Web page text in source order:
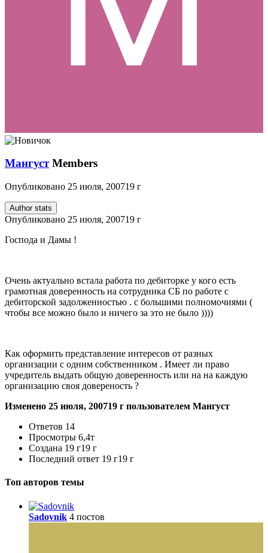
Мангуст Members
Опубликовано 25 июля, 200719 г
Author stats
Опубликовано 25 июля, 200719 г
Господа и Дамы !
Очень актуально встала работа по дебиторке у кого есть
грамотная доверенность на сотрудника СБ по работе с
дебиторской задолженностью . с большими полномочиями (
чтобы все можно было и ничего за это не было ))))
Как оформить представление интересов от разных
организации с одним собственником . Имеет ли право
учредитель выдать общую доверенность или на на каждую
организацию своя довереность ?
Изменено 25 июля, 200719 г пользователем Мангуст
Ответов 14
Просмотры 6,4т
Создана 19 г19 г
Последний ответ 19 г19 г
Топ авторов темы
Sadovnik 4 постов